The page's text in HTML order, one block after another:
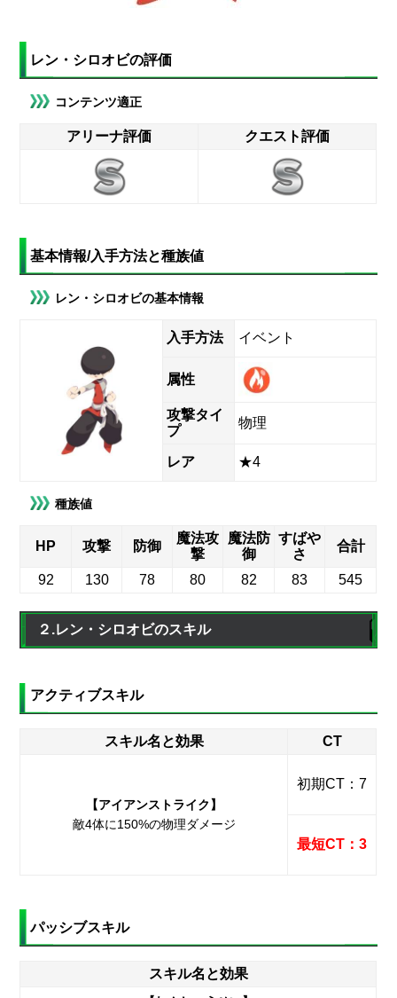
レン・シロオビの評価
コンテンツ適正
アリーナ評価 クエスト評価
基本情報/入手方法と種族値
レン・シロオビの基本情報
入手方法 イベント
属性
攻撃タイ
プ
物理
レア ★4
種族値
HP 攻撃 防御
魔法攻
撃
魔法防
御
すばや
さ
合計
92 130 78 80 82 83 545
２.レン・シロオビのスキル
アクティブスキル
スキル名と効果 CT
【アイアンストライク】
敵4体に150%の物理ダメージ
初期CT：7
最短CT：3
パッシブスキル
スキル名と効果